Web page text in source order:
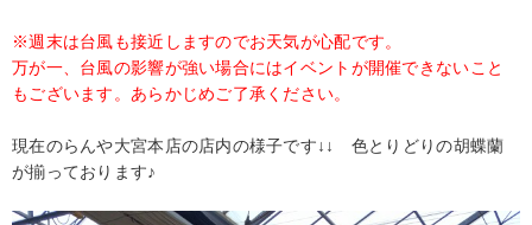
※週末は台風も接近しますのでお天気が心配です。
万が一、台風の影響が強い場合にはイベントが開催できないこと
もございます。あらかじめご了承ください。
現在のらんや大宮本店の店内の様子です↓↓ 色とりどりの胡蝶蘭
が揃っております♪